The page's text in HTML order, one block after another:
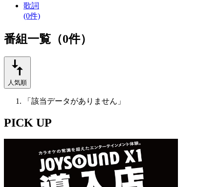
歌詞
(0件)
番組一覧（0件）
人気順
「該当データがありません」
PICK UP